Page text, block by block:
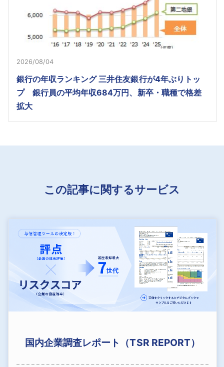
2026/08/04
銀行の年収ランキング 三井住友銀行が4年ぶりトッ
プ 銀行員の平均年収684万円、新卒・職種で格差
拡大
この記事に関するサービス
国内企業調査レポート（TSR REPORT）